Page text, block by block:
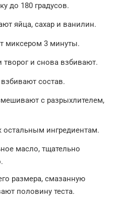
до 180 градусов.
яйца, сахар и ванилин.
миксером 3 минуты.
и снова взбивают.
состав.
с разрыхлителем,
ингредиентам.
масло, тщательно
размера, смазанную
половину теста.